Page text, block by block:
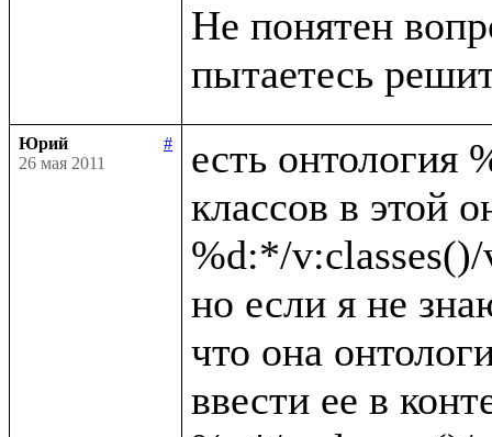
Не понятен
Юрий
#
26 мая 2011
есть онтология
классов в этой
%d:*/
но если я не
что она
ввести ее в